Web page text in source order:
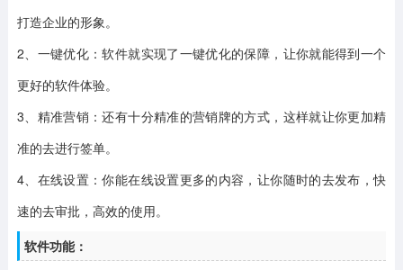
打造企业的形象。
2、一键优化：软件就实现了一键优化的保障，让你就能得到一个
更好的软件体验。
3、精准营销：还有十分精准的营销牌的方式，这样就让你更加精
准的去进行签单。
4、在线设置：你能在线设置更多的内容，让你随时的去发布，快
速的去审批，高效的使用。
软件功能：